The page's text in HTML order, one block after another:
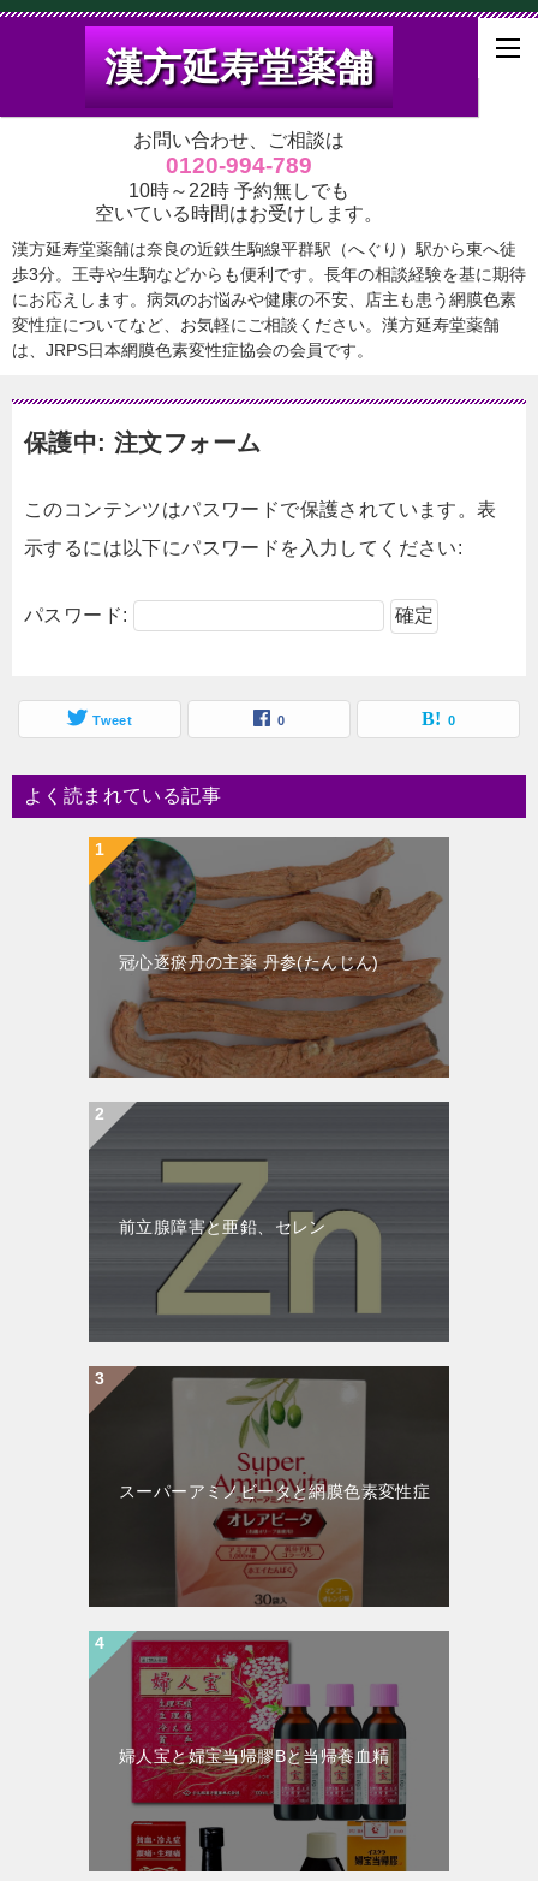
漢方延寿堂薬舗
お問い合わせ、ご相談は
0120-994-789
10時～22時 予約無しでも
空いている時間はお受けします。
漢方延寿堂薬舗は奈良の近鉄生駒線平群駅（へぐり）駅から東へ徒
歩3分。王寺や生駒などからも便利です。長年の相談経験を基に期待
にお応えします。病気のお悩みや健康の不安、店主も患う網膜色素
変性症についてなど、お気軽にご相談ください。漢方延寿堂薬舗
は、JRPS日本網膜色素変性症協会の会員です。
保護中: 注文フォーム
このコンテンツはパスワードで保護されています。表
示するには以下にパスワードを入力してください:
パスワード:
Tweet 0 0
よく読まれている記事
冠心逐瘀丹の主薬 丹参(たんじん)
前立腺障害と亜鉛、セレン
スーパーアミノビータと網膜色素変性症
婦人宝と婦宝当帰膠Bと当帰養血精